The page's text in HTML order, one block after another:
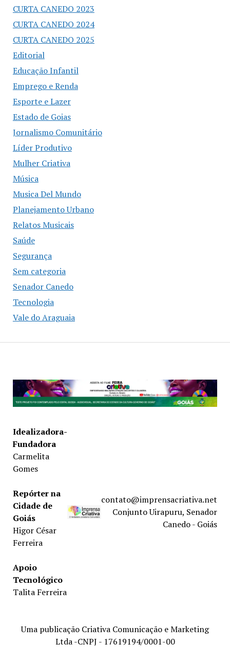
CURTA CANEDO 2023
CURTA CANEDO 2024
CURTA CANEDO 2025
Editorial
Educação Infantil
Emprego e Renda
Esporte e Lazer
Estado de Goias
Jornalismo Comunitário
Líder Produtivo
Mulher Criativa
Música
Musica Del Mundo
Planejamento Urbano
Relatos Musicais
Saúde
Segurança
Sem categoria
Senador Canedo
Tecnologia
Vale do Araguaia
Idealizadora-
Fundadora
Carmelita
Gomes
Repórter na
Cidade de
Goiás
Higor César
Ferreira
Apoio
Tecnológico
Talita Ferreira
contato@imprensacriativa.net
Conjunto Uirapuru, Senador
Canedo - Goiás
Uma publicação Criativa Comunicação e Marketing
Ltda -CNPJ - 17619194/0001-00